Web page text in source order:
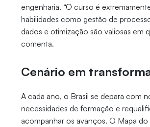
engenharia. “O curso é
habilidades como gestão de
dados e otimização são valiosas em
comenta.
Cenário em
A cada ano, o Brasil se depara com
necessidades de formação e
acompanhar os avanços. O Mapa do